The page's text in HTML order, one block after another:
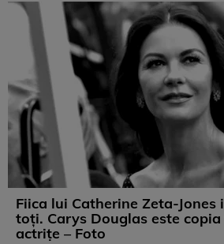
Fiica lui Catherine Zeta-Jones
toți. Carys Douglas este
actrițe – Foto